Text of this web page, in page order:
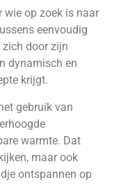
wie op zoek is naar
eenvoudig
door zijn
dynamisch en
krijgt.
gebruik van
warmte. Dat
maar ook
ontspannen op